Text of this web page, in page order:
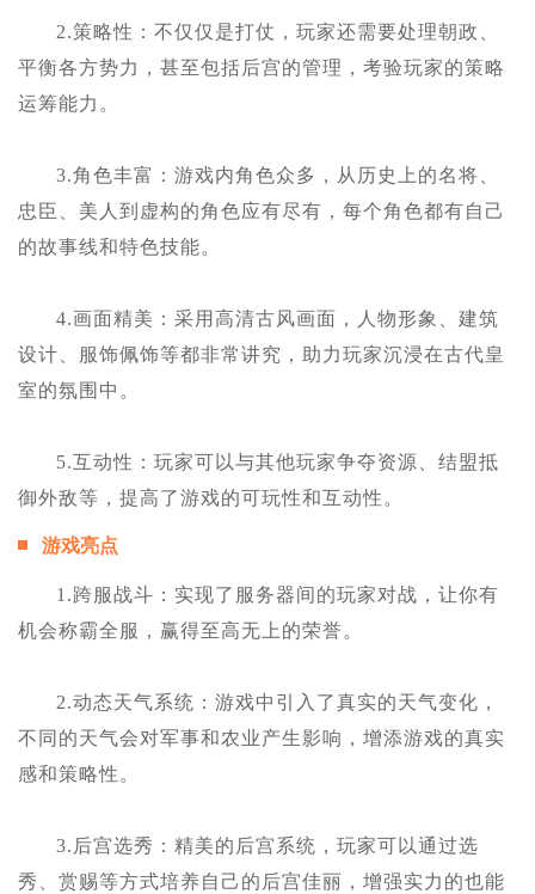
2.策略性：不仅仅是打仗，玩家还需要处理朝政、
平衡各方势力，甚至包括后宫的管理，考验玩家的策略
运筹能力。
3.角色丰富：游戏内角色众多，从历史上的名将、
忠臣、美人到虚构的角色应有尽有，每个角色都有自己
的故事线和特色技能。
4.画面精美：采用高清古风画面，人物形象、建筑
设计、服饰佩饰等都非常讲究，助力玩家沉浸在古代皇
室的氛围中。
5.互动性：玩家可以与其他玩家争夺资源、结盟抵
御外敌等，提高了游戏的可玩性和互动性。
游戏亮点
1.跨服战斗：实现了服务器间的玩家对战，让你有
机会称霸全服，赢得至高无上的荣誉。
2.动态天气系统：游戏中引入了真实的天气变化，
不同的天气会对军事和农业产生影响，增添游戏的真实
感和策略性。
3.后宫选秀：精美的后宫系统，玩家可以通过选
秀、赏赐等方式培养自己的后宫佳丽，增强实力的也能